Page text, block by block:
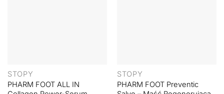
STOPY
PHARM FOOT ALL IN
STOPY
PHARM FOOT Preventic